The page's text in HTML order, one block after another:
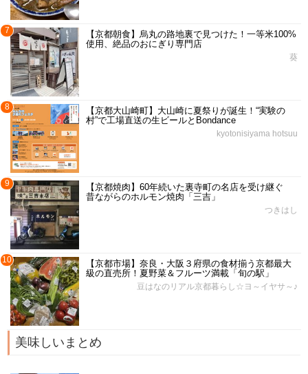
7
【京都朝食】烏丸の路地裏で見つけた！一等米100%
使用、絶品のおにぎり専門店
葵
8
【京都大山崎町】大山崎に夏祭りが誕生！“実験の
村”で工場直送の生ビールとBondance
kyotonisiyama hotsuu
9
【京都焼肉】60年続いた裏寺町の名店を受け継ぐ
昔ながらのホルモン焼肉「三吉」
つきはし
10
【京都市場】奈良・大阪３府県の食材揃う京都最大
級の直売所！夏野菜＆フルーツ満載「旬の駅」
豆はなのリアル京都暮らし☆ヨ～イヤサ～♪
美味しいまとめ